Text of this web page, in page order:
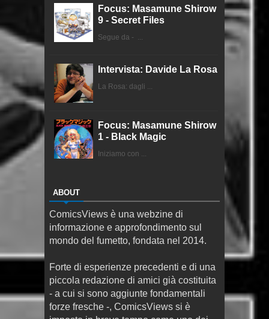
Focus: Masamune Shirow
9 - Secret Files
Segue da - ...
Intervista: Davide La Rosa
La Rosa: dagli ...
Focus: Masamune Shirow
1 - Black Magic
Iniziamo con ...
ABOUT
ComicsViews è una webzine di
informazione e approfondimento sul
mondo del fumetto, fondata nel 2014.
Forte di esperienze precedenti e di una
piccola redazione di amici già costituita
- a cui si sono aggiunte fondamentali
forze fresche -, ComicsViews si è